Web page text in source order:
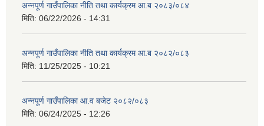
अन्नपूर्ण गाउँपालिका नीति तथा कार्यक्रम आ.ब २०८३/०८४
मिति: 06/22/2026 - 14:31
अन्नपूर्ण गाउँपालिका नीति तथा कार्यक्रम आ.ब २०८२/०८३
मिति: 11/25/2025 - 10:21
अन्नपूर्ण गाउँपालिका आ.व बजेट २०८२/०८३
मिति: 06/24/2025 - 12:26